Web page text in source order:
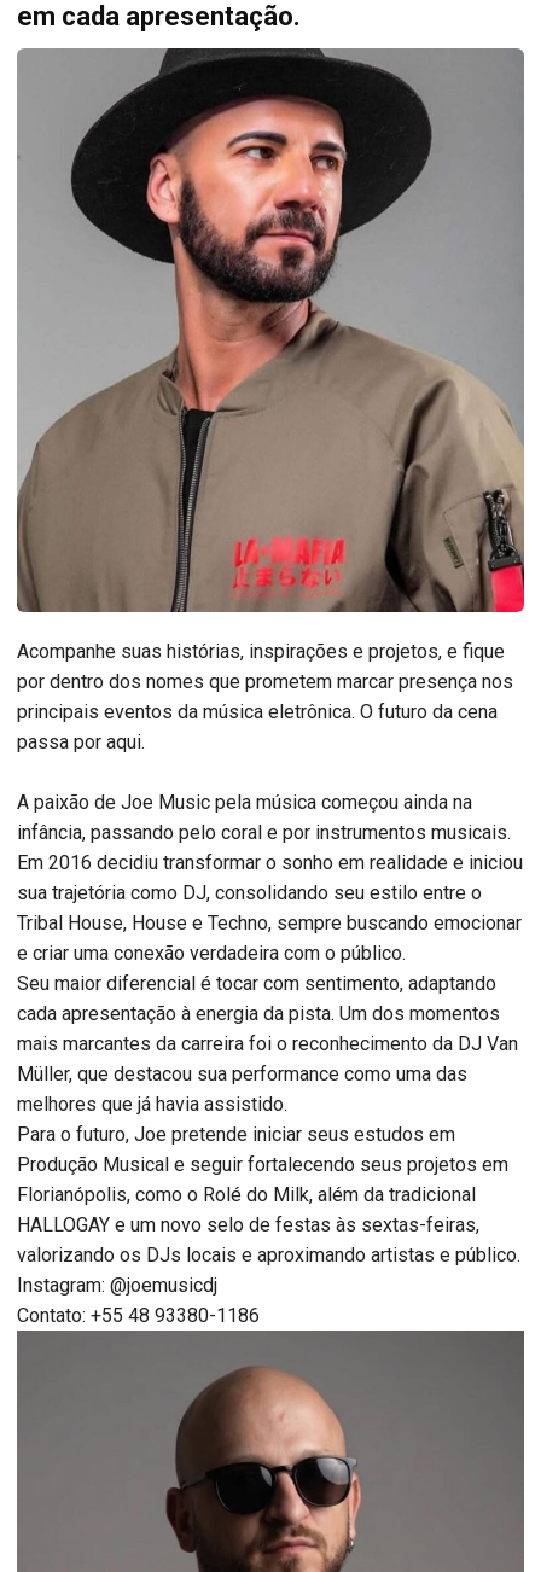
em cada apresentação.
Acompanhe suas histórias, inspirações e projetos, e fique
por dentro dos nomes que prometem marcar presença nos
principais eventos da música eletrônica. O futuro da cena
passa por aqui.
A paixão de Joe Music pela música começou ainda na
infância, passando pelo coral e por instrumentos musicais.
Em 2016 decidiu transformar o sonho em realidade e iniciou
sua trajetória como DJ, consolidando seu estilo entre o
Tribal House, House e Techno, sempre buscando emocionar
e criar uma conexão verdadeira com o público.
Seu maior diferencial é tocar com sentimento, adaptando
cada apresentação à energia da pista. Um dos momentos
mais marcantes da carreira foi o reconhecimento da DJ Van
Müller, que destacou sua performance como uma das
melhores que já havia assistido.
Para o futuro, Joe pretende iniciar seus estudos em
Produção Musical e seguir fortalecendo seus projetos em
Florianópolis, como o Rolé do Milk, além da tradicional
HALLOGAY e um novo selo de festas às sextas-feiras,
valorizando os DJs locais e aproximando artistas e público.
Instagram: @joemusicdj
Contato: +55 48 93380-1186